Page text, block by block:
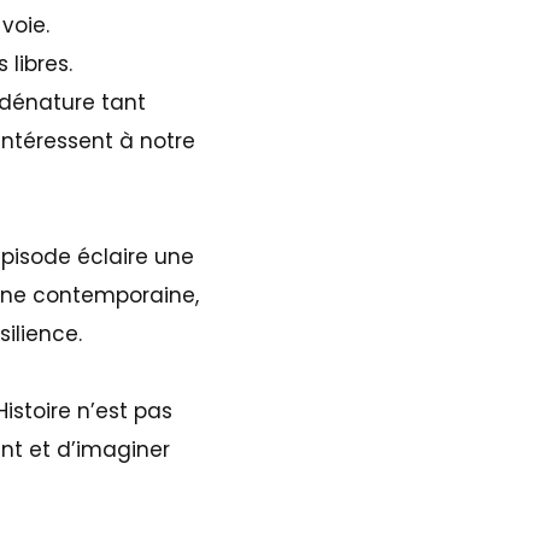
libres.
tant
à notre
éclaire une
contemporaine,
n’est pas
et d’imaginer